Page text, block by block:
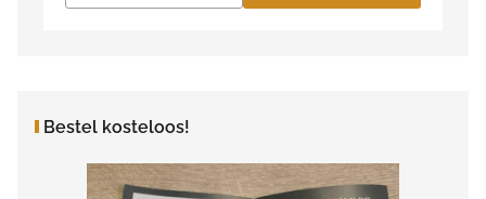
Bestel kosteloos!